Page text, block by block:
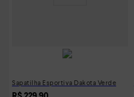
Sapatilha Esportiva Dakota Verde